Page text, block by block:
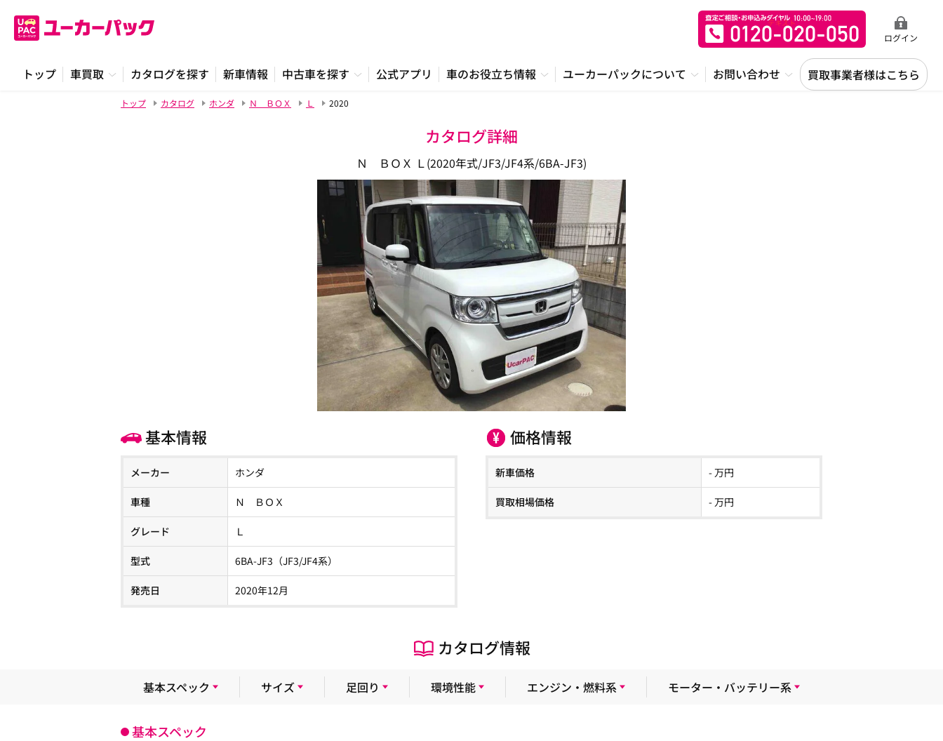
ログイン
トップ 車買取 カタログを探す 新車情報 中古車を探す 公式アプリ 車のお役立ち情報 ユーカーパックについて お問い合わせ 買取事業者様はこちら
トップ カタログ ホンダ Ｎ ＢＯＸ Ｌ 2020
カタログ詳細
Ｎ ＢＯＸ Ｌ(2020年式/JF3/JF4系/6BA-JF3)
基本情報
メーカー ホンダ
車種 Ｎ ＢＯＸ
グレード Ｌ
型式 6BA-JF3（JF3/JF4系）
発売日 2020年12月
価格情報
新車価格 - 万円
買取相場価格 - 万円
カタログ情報
基本スペック サイズ 足回り 環境性能 エンジン・燃料系 モーター・バッテリー系
基本スペック